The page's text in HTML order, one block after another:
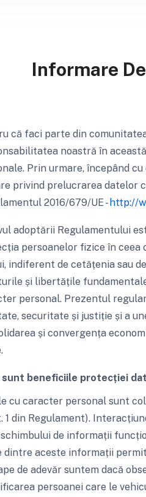
Informare
că faci parte din
noastră în
Prin urmare, începând
privind prelucrarea datelor
2016/679/UE - http://
adoptării Regulamentului
persoanelor fizice în
indiferent de cetățenia sau
și libertățile
personal. Prezentul
securitate și justiție și a
și convergența
sunt beneficiile protecției
cu caracter personal sunt
1 din Regulament).
de informații
dintre aceste informații
de adevăr suntem dacă
persoanei care le